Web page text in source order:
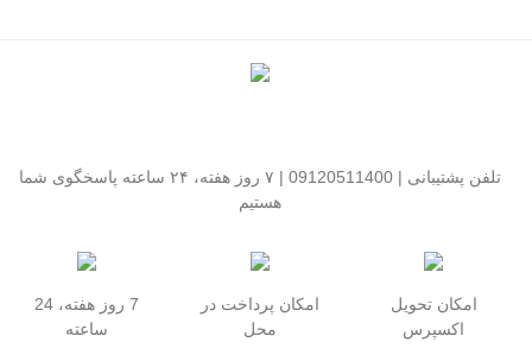
تلفن پشتیبانی | 09120511400 | ۷ روز هفته، ۲۴ ساعته پاسخگوی شما
هستیم
امکان تحویل
اکسپرس
امکان پرداخت در
محل
7 روز هفته، 24
ساعته